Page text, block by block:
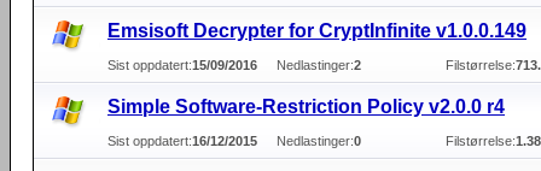
Emsisoft Decrypter for CryptInfinite v1.0.0.149
Sist oppdatert:15/09/2016 Nedlastinger:2 Filstørrelse:
Simple Software-Restriction Policy v2.0.0 r4
Sist oppdatert:16/12/2015 Nedlastinger:0 Filstørrelse: